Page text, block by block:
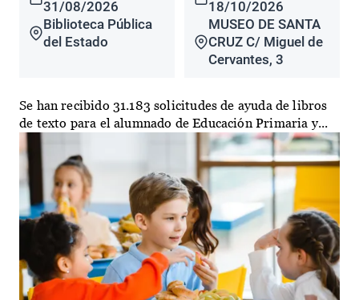
31/08/2026
Biblioteca Pública
del Estado
18/10/2026
MUSEO DE SANTA
CRUZ C/ Miguel de
Cervantes, 3
Se han recibido 31.183 solicitudes de ayuda de libros
de texto para el alumnado de Educación Primaria y...